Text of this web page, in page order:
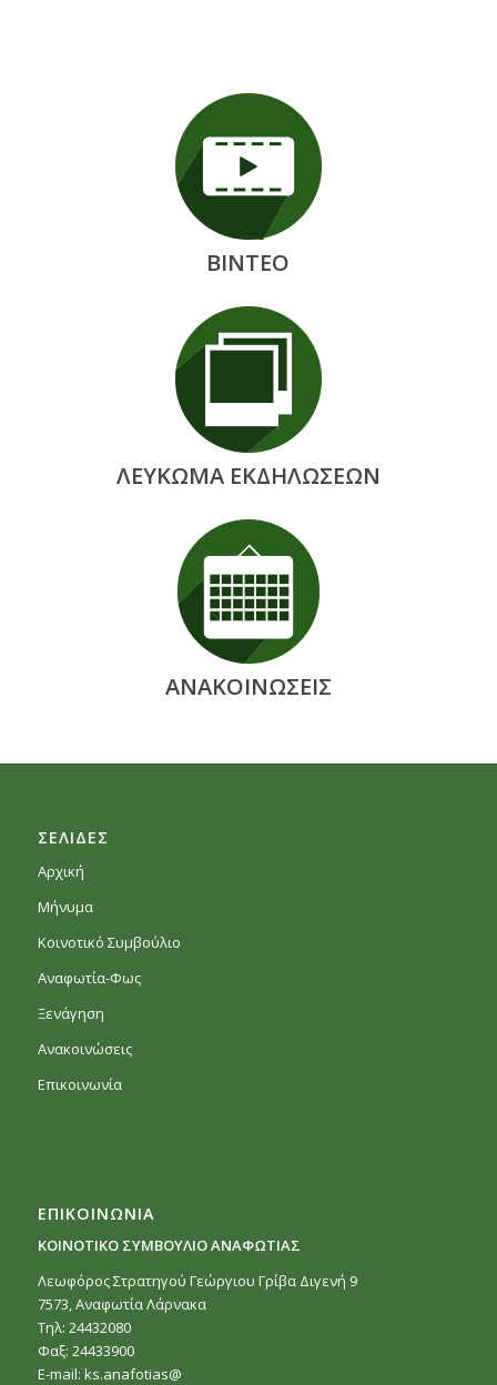
ΒΙΝΤΕΟ
ΛΕΥΚΩΜΑ ΕΚΔΗΛΩΣΕΩΝ
ΑΝΑΚΟΙΝΩΣΕΙΣ
ΣΕΛΙΔΕΣ
Αρχική
Μήνυμα
Κοινοτικό Συμβούλιο
Αναφωτία-Φως
Ξενάγηση
Ανακοινώσεις
Επικοινωνία
ΕΠΙΚΟΙΝΩΝΙΑ
ΚΟΙΝΟΤΙΚΟ ΣΥΜΒΟΥΛΙΟ ΑΝΑΦΩΤΙΑΣ
Λεωφόρος Στρατηγού Γεώργιου Γρίβα Διγενή 9
7573, Αναφωτία Λάρνακα
Τηλ: 24432080
Φαξ: 24433900
E-mail: ks.anafotias@